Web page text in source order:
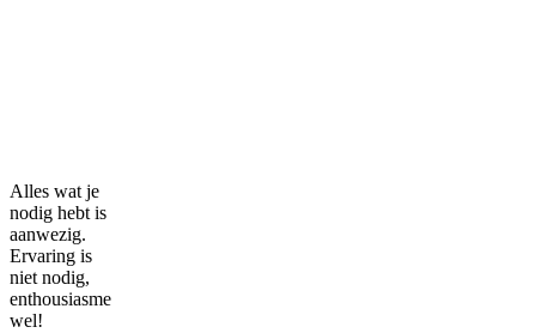
Alles wat je
nodig hebt is
aanwezig.
Ervaring is
niet nodig,
enthousiasme
wel!